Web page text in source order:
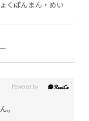
くぱんまん・めい
。